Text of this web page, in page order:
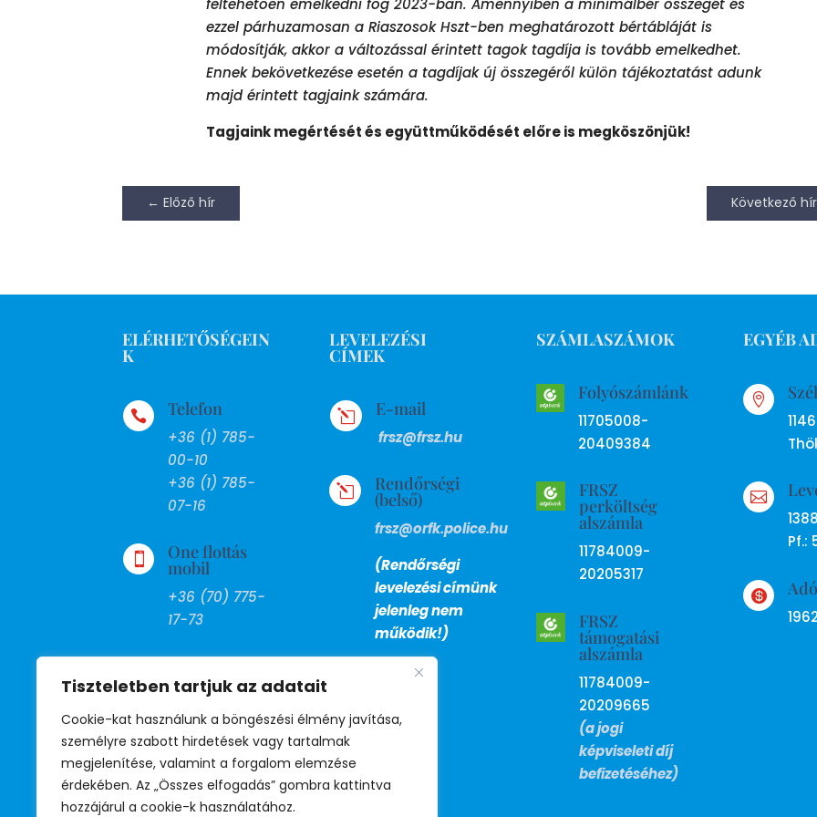
Tiszteletben tartjuk az adatait
Cookie-kat használunk a böngészési élmény javítása,
személyre szabott hirdetések vagy tartalmak
megjelenítése, valamint a forgalom elemzése
érdekében. Az „Összes elfogadás” gombra kattintva
hozzájárul a cookie-k használatához.
feltehetően emelkedni fog 2023-ban. Amennyiben a minimálbér összegét és
ezzel párhuzamosan a Riaszosok Hszt-ben meghatározott bértábláját is
módosítják, akkor a változással érintett tagok tagdíja is tovább emelkedhet.
Ennek bekövetkezése esetén a tagdíjak új összegéről külön tájékoztatást adunk
majd érintett tagjaink számára.
Tagjaink megértését és együttműködését előre is megköszönjük!
←Előző hír Következő hír
ELÉRHETŐSÉGEIN
K
 Telefon
+36 (1) 785-
00-10
+36 (1) 785-
07-16
 One flottás
mobil
+36 (70) 775-
17-73
+36 (1) 799-
27-13
 BM telefon
39-530
LEVELEZÉSI
CÍMEK
l E-mail
frsz@frsz.hu
l Rendőrségi
(belső)
frsz@orfk.police.hu
(Rendőrségi
levelezési címünk
jelenleg nem
működik!)
SZÁMLASZÁMOK
Folyószámlánk
11705008-
20409384
FRSZ
perköltség
alszámla
11784009-
20205317
FRSZ
támogatási
alszámla
11784009-
20209665
(a jogi
képviseleti díj
befizetéséhez)
EGYÉB


Pf.:
